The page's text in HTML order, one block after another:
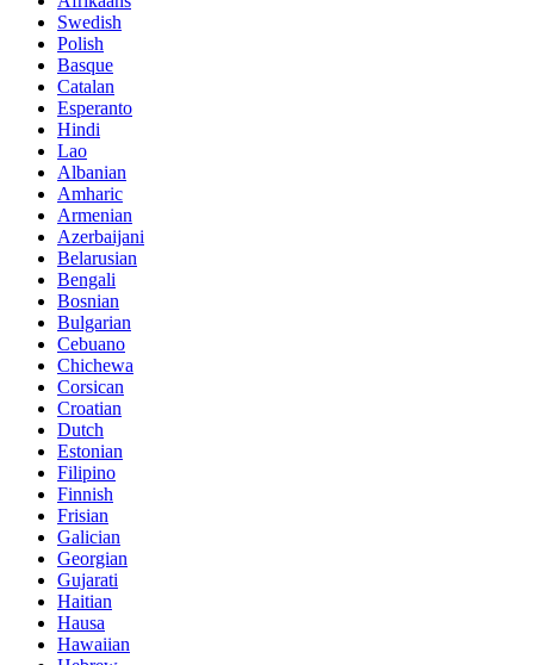
Swedish
Polish
Basque
Catalan
Esperanto
Hindi
Lao
Albanian
Amharic
Armenian
Azerbaijani
Belarusian
Bengali
Bosnian
Bulgarian
Cebuano
Chichewa
Corsican
Croatian
Dutch
Estonian
Filipino
Finnish
Frisian
Galician
Georgian
Gujarati
Haitian
Hausa
Hawaiian